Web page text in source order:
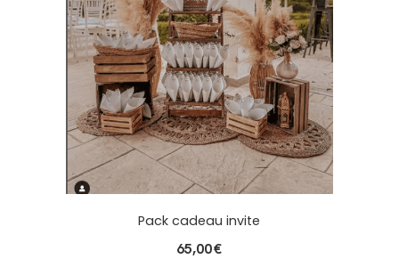
Pack cadeau invite
65,00€